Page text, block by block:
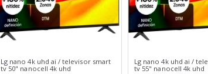
Lg nano 4k uhd ai / televisor smart
tv 50" nanocell 4k uhd
Lg nano 4k uhd ai /
tv 55" nanocell 4k uhd